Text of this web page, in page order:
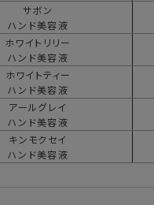
サボン
ハンド美容液
ホワイトリリー
ハンド美容液
ホワイトティー
ハンド美容液
アールグレイ
ハンド美容液
キンモクセイ
ハンド美容液